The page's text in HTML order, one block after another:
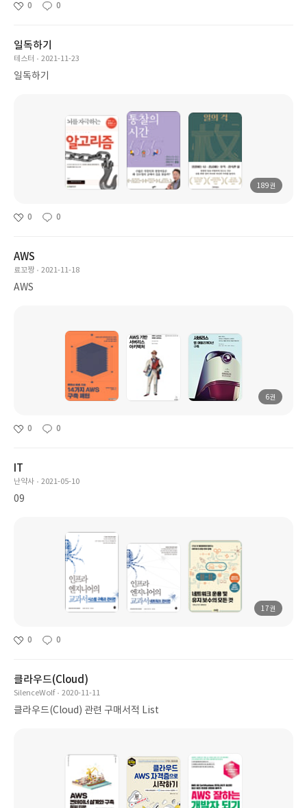
0 0
일독하기
테스터 2021-11-23
일독하기
189권
0 0
AWS
료꼬짱 2021-11-18
AWS
6권
0 0
IT
난약사 2021-05-10
09
17권
0 0
클라우드(Cloud)
SilenceWolf 2020-11-11
클라우드(Cloud) 관련 구매서적 List